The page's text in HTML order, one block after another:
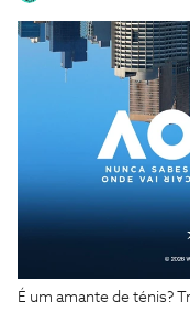
É um amante de ténis?